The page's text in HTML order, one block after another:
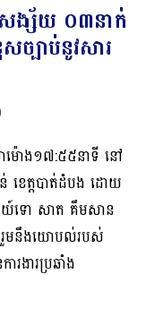
សង្ស័យ ០៣នាក់
បាប់នូវសារ
ាម៉ោង១៧:៥៥នាទី នៅ
េត្តបាត់ដំបង ដោយ
យ៍ទោ សាត គឹមសាន
ង រួមនឹងយោបល់របស់
ងារប្រឆាំង